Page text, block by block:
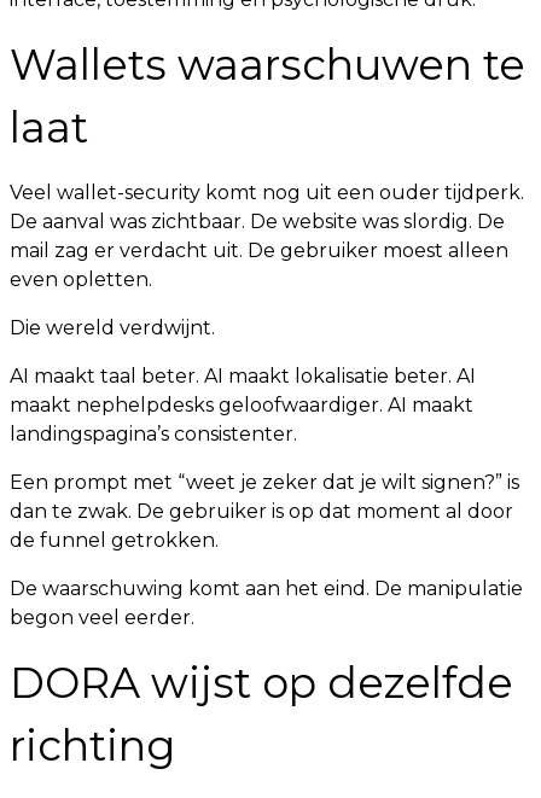
Wallets waarschuwen te
laat
Veel wallet-security komt nog uit een ouder tijdperk.
De aanval was zichtbaar. De website was slordig. De
mail zag er verdacht uit. De gebruiker moest alleen
even opletten.
Die wereld verdwijnt.
AI maakt taal beter. AI maakt lokalisatie beter. AI
maakt nephelpdesks geloofwaardiger. AI maakt
landingspagina’s consistenter.
Een prompt met “weet je zeker dat je wilt signen?” is
dan te zwak. De gebruiker is op dat moment al door
de funnel getrokken.
De waarschuwing komt aan het eind. De manipulatie
begon veel eerder.
DORA wijst op dezelfde
richting